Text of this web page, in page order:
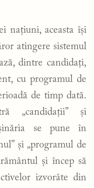
națiuni, aceasta își
atingere sistemul
dintre candidați,
cu programul de
de timp dată.
„candidații” și
se pune în
și „programul de
și încep să
izvorâte din